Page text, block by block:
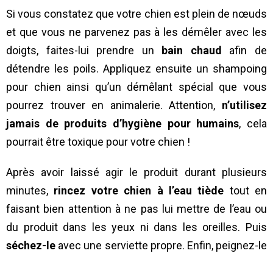
Si vous constatez que votre chien est plein de nœuds
et que vous ne parvenez pas à les démêler avec les
doigts, faites-lui prendre un bain chaud afin de
détendre les poils. Appliquez ensuite un shampoing
pour chien ainsi qu’un démêlant spécial que vous
pourrez trouver en animalerie. Attention, n’utilisez
jamais de produits d’hygiène pour humains, cela
pourrait être toxique pour votre chien !
Après avoir laissé agir le produit durant plusieurs
minutes, rincez votre chien à l’eau tiède tout en
faisant bien attention à ne pas lui mettre de l’eau ou
du produit dans les yeux ni dans les oreilles. Puis
séchez-le avec une serviette propre. Enfin, peignez-le